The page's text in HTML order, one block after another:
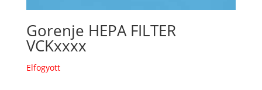
Gorenje HEPA FILTER
VCKxxxx
Elfogyott